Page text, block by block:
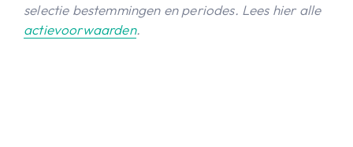
selectie bestemmingen en periodes. Lees hier alle
actievoorwaarden.